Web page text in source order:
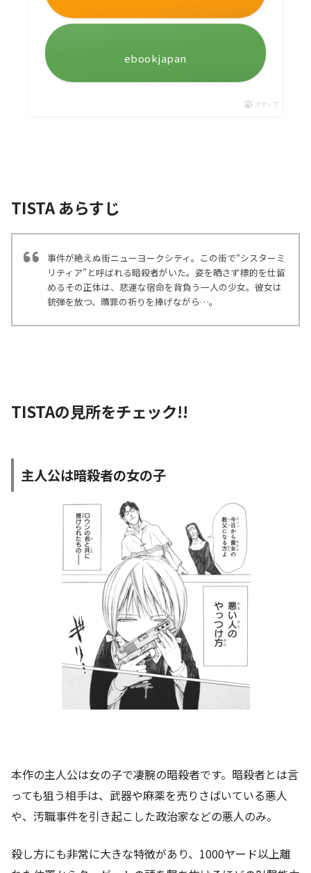
ebookjapan
ポチップ
TISTA あらすじ
事件が絶えぬ街ニューヨークシティ。この街で“シスターミ
リティア”と呼ばれる暗殺者がいた。姿を晒さず標的を仕留
めるその正体は、悲運な宿命を背負う一人の少女。彼女は
銃弾を放つ、贖罪の祈りを捧げながら…。
TISTAの見所をチェック!!
主人公は暗殺者の女の子
本作の主人公は女の子で凄腕の暗殺者です。暗殺者とは言
っても狙う相手は、武器や麻薬を売りさばいている悪人
や、汚職事件を引き起こした政治家などの悪人のみ。
殺し方にも非常に大きな特徴があり、1000ヤード以上離